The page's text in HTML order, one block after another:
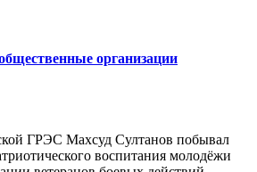
организации
ГРЭС Махсуд Султанов побывал
воспитания молодёжи